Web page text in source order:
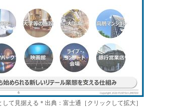
て見据える＊出典：富士通［クリックして拡大］